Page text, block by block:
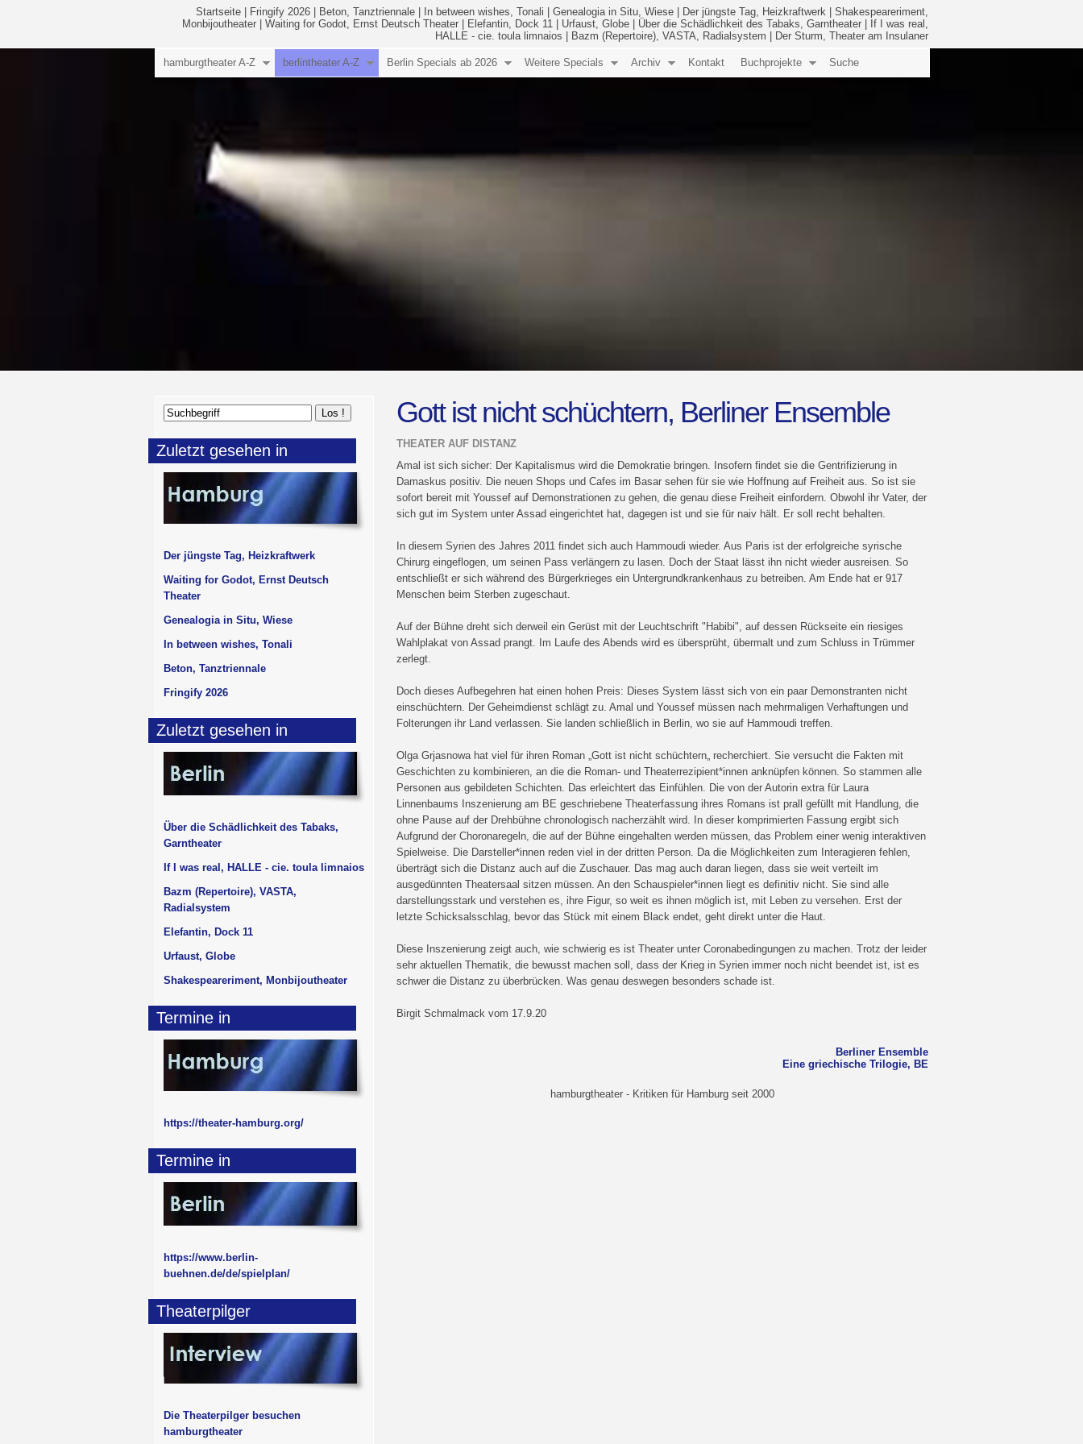
Startseite Fringify 2026 Beton, Tanztriennale In between wishes, Tonali Genealogia in Situ, Wiese Der jüngste Tag, Heizkraftwerk
Shakespeareriment,
Monbijoutheater
Waiting for Godot, Ernst Deutsch Theater Elefantin, Dock 11 Urfaust, Globe Über die Schädlichkeit des Tabaks, Garntheater
If I was real,
HALLE - cie. toula limnaios
Bazm (Repertoire), VASTA, Radialsystem Der Sturm, Theater am Insulaner
hamburgtheater A-Z berlintheater A-Z Berlin Specials ab 2026 Weitere Specials Archiv Kontakt Buchprojekte Suche
Gott ist nicht schüchtern, Berliner Ensemble
THEATER AUF DISTANZ
Amal ist sich sicher: Der Kapitalismus wird die Demokratie bringen. Insofern findet sie die Gentrifizierung in
Damaskus positiv. Die neuen Shops und Cafes im Basar sehen für sie wie Hoffnung auf Freiheit aus. So ist sie
sofort bereit mit Youssef auf Demonstrationen zu gehen, die genau diese Freiheit einfordern. Obwohl ihr Vater, der
sich gut im System unter Assad eingerichtet hat, dagegen ist und sie für naiv hält. Er soll recht behalten.
In diesem Syrien des Jahres 2011 findet sich auch Hammoudi wieder. Aus Paris ist der erfolgreiche syrische
Chirurg eingeflogen, um seinen Pass verlängern zu lasen. Doch der Staat lässt ihn nicht wieder ausreisen. So
entschließt er sich während des Bürgerkrieges ein Untergrundkrankenhaus zu betreiben. Am Ende hat er 917
Menschen beim Sterben zugeschaut.
Auf der Bühne dreht sich derweil ein Gerüst mit der Leuchtschrift "Habibi", auf dessen Rückseite ein riesiges
Wahlplakat von Assad prangt. Im Laufe des Abends wird es übersprüht, übermalt und zum Schluss in Trümmer
zerlegt.
Doch dieses Aufbegehren hat einen hohen Preis: Dieses System lässt sich von ein paar Demonstranten nicht
einschüchtern. Der Geheimdienst schlägt zu. Amal und Youssef müssen nach mehrmaligen Verhaftungen und
Folterungen ihr Land verlassen. Sie landen schließlich in Berlin, wo sie auf Hammoudi treffen.
Olga Grjasnowa hat viel für ihren Roman „Gott ist nicht schüchtern„ recherchiert. Sie versucht die Fakten mit
Geschichten zu kombinieren, an die die Roman- und Theaterrezipient*innen anknüpfen können. So stammen alle
Personen aus gebildeten Schichten. Das erleichtert das Einfühlen. Die von der Autorin extra für Laura
Linnenbaums Inszenierung am BE geschriebene Theaterfassung ihres Romans ist prall gefüllt mit Handlung, die
ohne Pause auf der Drehbühne chronologisch nacherzählt wird. In dieser komprimierten Fassung ergibt sich
Aufgrund der Choronaregeln, die auf der Bühne eingehalten werden müssen, das Problem einer wenig interaktiven
Spielweise. Die Darsteller*innen reden viel in der dritten Person. Da die Möglichkeiten zum Interagieren fehlen,
überträgt sich die Distanz auch auf die Zuschauer. Das mag auch daran liegen, dass sie weit verteilt im
ausgedünnten Theatersaal sitzen müssen. An den Schauspieler*innen liegt es definitiv nicht. Sie sind alle
darstellungsstark und verstehen es, ihre Figur, so weit es ihnen möglich ist, mit Leben zu versehen. Erst der
letzte Schicksalsschlag, bevor das Stück mit einem Black endet, geht direkt unter die Haut.
Diese Inszenierung zeigt auch, wie schwierig es ist Theater unter Coronabedingungen zu machen. Trotz der leider
sehr aktuellen Thematik, die bewusst machen soll, dass der Krieg in Syrien immer noch nicht beendet ist, ist es
schwer die Distanz zu überbrücken. Was genau deswegen besonders schade ist.
Birgit Schmalmack vom 17.9.20
Berliner Ensemble
Eine griechische Trilogie, BE
hamburgtheater - Kritiken für Hamburg seit 2000
Zuletzt gesehen in
Der jüngste Tag, Heizkraftwerk
Waiting for Godot, Ernst Deutsch
Theater
Genealogia in Situ, Wiese
In between wishes, Tonali
Beton, Tanztriennale
Fringify 2026
Zuletzt gesehen in
Über die Schädlichkeit des Tabaks,
Garntheater
If I was real, HALLE - cie. toula limnaios
Bazm (Repertoire), VASTA,
Radialsystem
Elefantin, Dock 11
Urfaust, Globe
Shakespeareriment, Monbijoutheater
Termine in
https://theater-hamburg.org/
Termine in
https://www.berlin-
buehnen.de/de/spielplan/
Theaterpilger
Die Theaterpilger besuchen
hamburgtheater